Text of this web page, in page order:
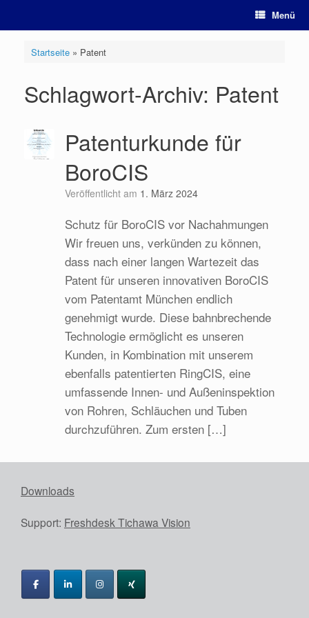
springen
Menü
Startseite» Patent
Schlagwort-Archiv: Patent
Patenturkunde für
BoroCIS
Veröffentlicht am 1. März 2024
Schutz für BoroCIS vor Nachahmungen
Wir freuen uns, verkünden zu können,
dass nach einer langen Wartezeit das
Patent für unseren innovativen BoroCIS
vom Patentamt München endlich
genehmigt wurde. Diese bahnbrechende
Technologie ermöglicht es unseren
Kunden, in Kombination mit unserem
ebenfalls patentierten RingCIS, eine
umfassende Innen- und Außeninspektion
von Rohren, Schläuchen und Tuben
durchzuführen. Zum ersten […]
Downloads
Support: Freshdesk Tichawa Vision